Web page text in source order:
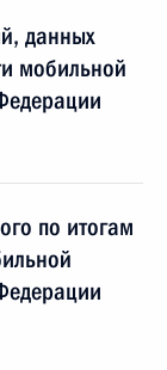
данных
мобильной
по итогам